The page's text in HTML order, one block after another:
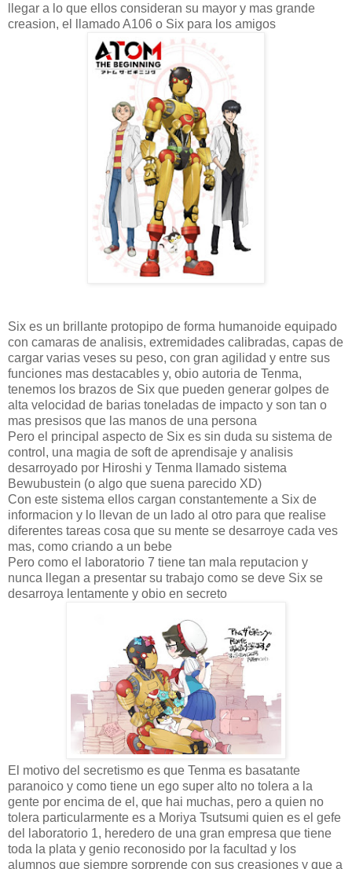
llegar a lo que ellos consideran su mayor y mas grande
creasion, el llamado A106 o Six para los amigos
Six es un brillante protopipo de forma humanoide equipado
con camaras de analisis, extremidades calibradas, capas de
cargar varias veses su peso, con gran agilidad y entre sus
funciones mas destacables y, obio autoria de Tenma,
tenemos los brazos de Six que pueden generar golpes de
alta velocidad de barias toneladas de impacto y son tan o
mas presisos que las manos de una persona
Pero el principal aspecto de Six es sin duda su sistema de
control, una magia de soft de aprendisaje y analisis
desarroyado por Hiroshi y Tenma llamado sistema
Bewubustein (o algo que suena parecido XD)
Con este sistema ellos cargan constantemente a Six de
informacion y lo llevan de un lado al otro para que realise
diferentes tareas cosa que su mente se desarroye cada ves
mas, como criando a un bebe
Pero como el laboratorio 7 tiene tan mala reputacion y
nunca llegan a presentar su trabajo como se deve Six se
desarroya lentamente y obio en secreto
El motivo del secretismo es que Tenma es basatante
paranoico y como tiene un ego super alto no tolera a la
gente por encima de el, que hai muchas, pero a quien no
tolera particularmente es a Moriya Tsutsumi quien es el gefe
del laboratorio 1, heredero de una gran empresa que tiene
toda la plata y genio reconosido por la facultad y los
alumnos que siempre sorprende con sus creasiones y que a